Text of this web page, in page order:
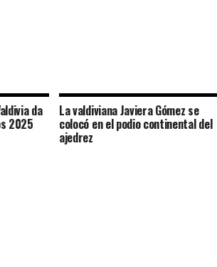
da
2025
La valdiviana Javiera Gómez se
colocó en el podio continental del
ajedrez